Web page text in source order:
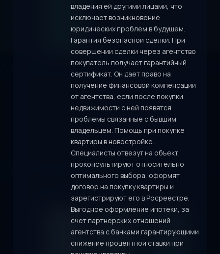
владения ей другими лицами, что
исключает возникновение
юридических проблем в будущем.
Гарантия безопасной сделки. При
совершении сделки через агентство
покупатель получает гарантийный
сертификат. Он дает право на
получение финансовой компенсации
от агентства, если после покупки
недвижимости с ней появятся
проблемы связанные с бывшим
владельцем. Помощь при покупке
квартиры в новостройке.
Специалисты отвезут на объект,
проконсультируют относительно
оптимального выбора, оформят
договор на покупку квартиры и
зарегистрируют его в Росреестре.
Выгодное оформление ипотеки, за
счет партнерских отношений
агентства с банками гарантирующими
снижение процентной ставки при